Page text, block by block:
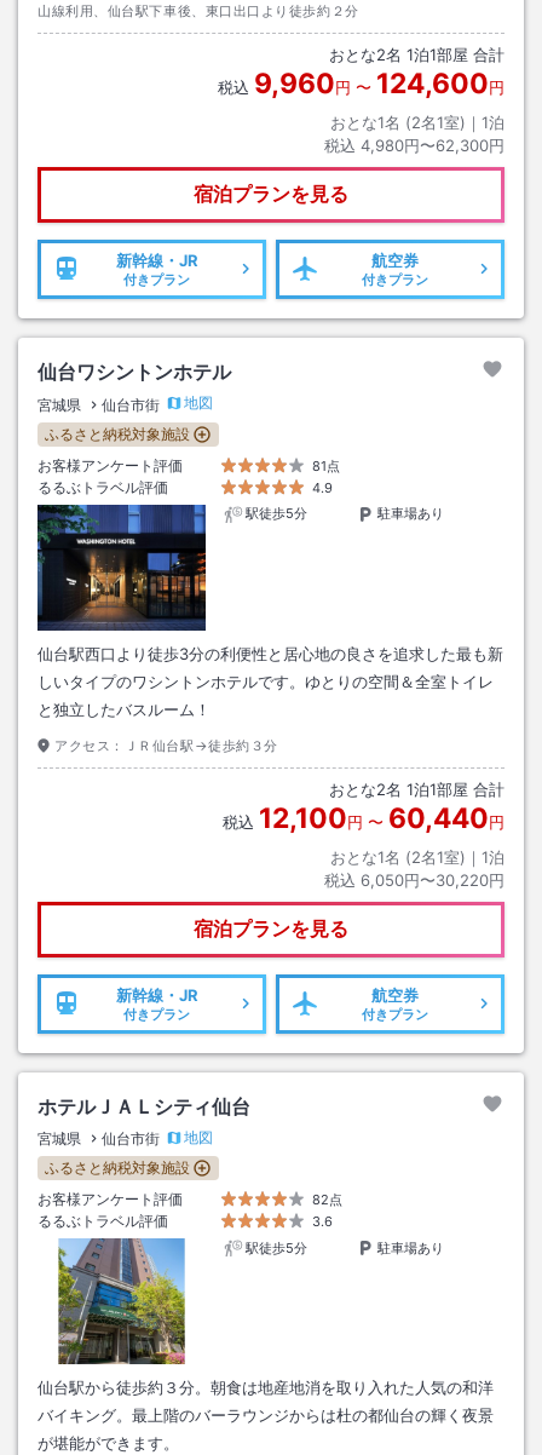
山線利用、仙台駅下車後、東口出口より徒歩約２分
おとな2名 1泊1部屋 合計
税込 9,960円 〜 124,600円
おとな1名 (2名1室)｜ 1泊
税込 4,980円〜62,300円
宿泊プランを見る
新幹線・JR
付きプラン
航空券
付きプラン
仙台ワシントンホテル
宮城県 仙台市街
地図
ふるさと納税対象施設
お客様アンケート評価
81点
るるぶトラベル評価
4.9
駅徒歩5分
駐車場あり
仙台駅西口より徒歩3分の利便性と居心地の良さを追求した最も新
しいタイプのワシントンホテルです。ゆとりの空間＆全室トイレ
と独立したバスルーム！
アクセス： ＪＲ仙台駅→徒歩約３分
おとな2名 1泊1部屋 合計
税込 12,100円 〜 60,440円
おとな1名 (2名1室)｜ 1泊
税込 6,050円〜30,220円
宿泊プランを見る
新幹線・JR
付きプラン
航空券
付きプラン
ホテルＪＡＬシティ仙台
宮城県 仙台市街
地図
ふるさと納税対象施設
お客様アンケート評価
82点
るるぶトラベル評価
3.6
駅徒歩5分
駐車場あり
仙台駅から徒歩約３分。朝食は地産地消を取り入れた人気の和洋
バイキング。最上階のバーラウンジからは杜の都仙台の輝く夜景
が堪能ができます。